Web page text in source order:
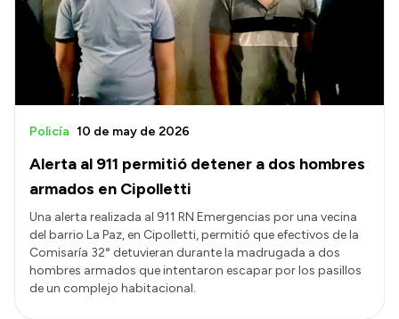
Alerta al 911 permitió detener a dos hombres
armados en Cipolletti
Policía 10 de may de 2026
Una alerta realizada al 911 RN Emergencias por una vecina
del barrio La Paz, en Cipolletti, permitió que efectivos de la
Comisaría 32° detuvieran durante la madrugada a dos
hombres armados que intentaron escapar por los pasillos
de un complejo habitacional.